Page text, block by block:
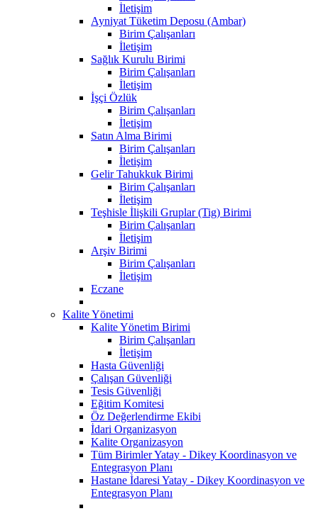
İletişim
Ayniyat Tüketim Deposu (Ambar)
Birim Çalışanları
İletişim
Sağlık Kurulu Birimi
Birim Çalışanları
İletişim
İşçi Özlük
Birim Çalışanları
İletişim
Satın Alma Birimi
Birim Çalışanları
İletişim
Gelir Tahukkuk Birimi
Birim Çalışanları
İletişim
Teşhisle İlişkili Gruplar (Tig) Birimi
Birim Çalışanları
İletişim
Arşiv Birimi
Birim Çalışanları
İletişim
Eczane
Kalite Yönetimi
Kalite Yönetim Birimi
Birim Çalışanları
İletişim
Hasta Güvenliği
Çalışan Güvenliği
Tesis Güvenliği
Eğitim Komitesi
Öz Değerlendirme Ekibi
İdari Organizasyon
Kalite Organizasyon
Tüm Birimler Yatay - Dikey Koordinasyon ve
Entegrasyon Planı
Hastane İdaresi Yatay - Dikey Koordinasyon ve
Entegrasyon Planı